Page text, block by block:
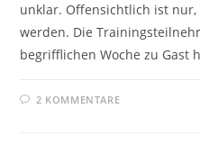
unklar. Offensichtlich ist
werden. Die
begrifflichen Woche zu Gast
2 KOMMENTARE